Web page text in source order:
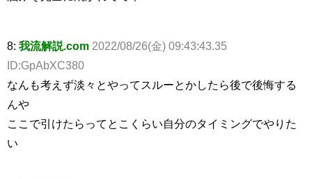
8: 我流解説.com 2022/08/26(金) 09:43:43.35
ID:GpAbXC380
なんも考えず淡々とやってスルーとかしたら後で後悔する
んや
ここで引けたらってとこくらい自分のタイミングでやりた
い